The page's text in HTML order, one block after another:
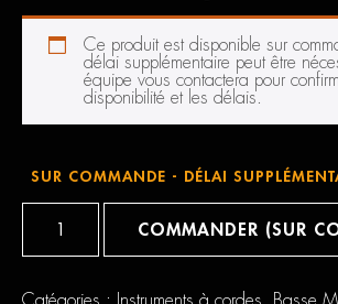
Ce produit est disponible sur
délai supplémentaire peut être
équipe vous contactera pour
disponibilité et les délais.
SUR COMMANDE - DÉLAI
5
COMMANDER (SUR